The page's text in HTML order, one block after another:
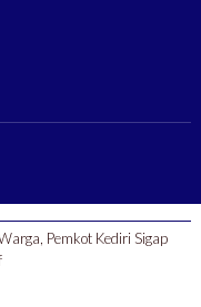
Pemkot Kediri Sigap